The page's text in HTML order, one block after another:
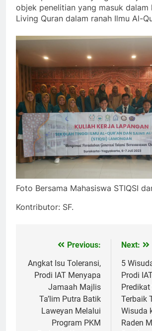
objek penelitian yang masuk dalam
Living Quran dalam ranah Ilmu Al-
Foto Bersama Mahasiswa STIQSI
Kontributor: SF.
navigation
Previous:
Angkat Isu Toleransi,
Prodi IAT Menyapa
Jamaah Majlis
Ta’lim Putra Batik
Laweyan Melalui
Program PKM
Next:
5
Prodi
Terbaik
Wisuda
Raden